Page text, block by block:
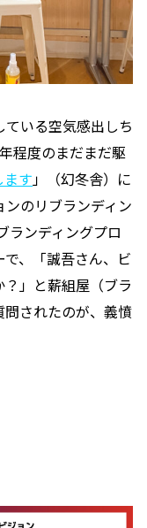
いる空気感出しち
程度のまだまだ駆
す」（幻冬舎）に
のリブランディン
ランディングプロ
、「誠吾さん、ビ
」と薪組屋（ブラ
問されたのが、義憤